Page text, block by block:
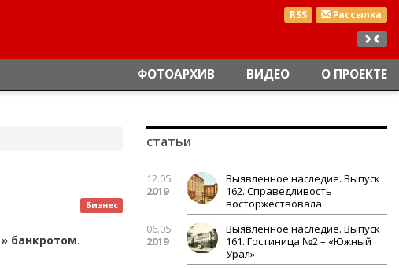
RSS Рассылка
ФОТОАРХИВ ВИДЕО О ПРОЕКТЕ
Бизнес
банкротом.
статьи
12.05
2019
Выявленное наследие. Выпуск
162. Справедливость
восторжествовала
06.05
2019
Выявленное наследие. Выпуск
161. Гостиница №2 – «Южный
Урал»